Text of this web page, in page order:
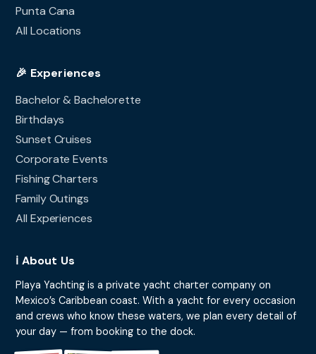
Punta Cana
All Locations
🎉 Experiences
Bachelor & Bachelorette
Birthdays
Sunset Cruises
Corporate Events
Fishing Charters
Family Outings
All Experiences
ℹ️ About Us
Playa Yachting is a private yacht charter company on
Mexico’s Caribbean coast. With a yacht for every occasion
and crews who know these waters, we plan every detail of
your day — from booking to the dock.